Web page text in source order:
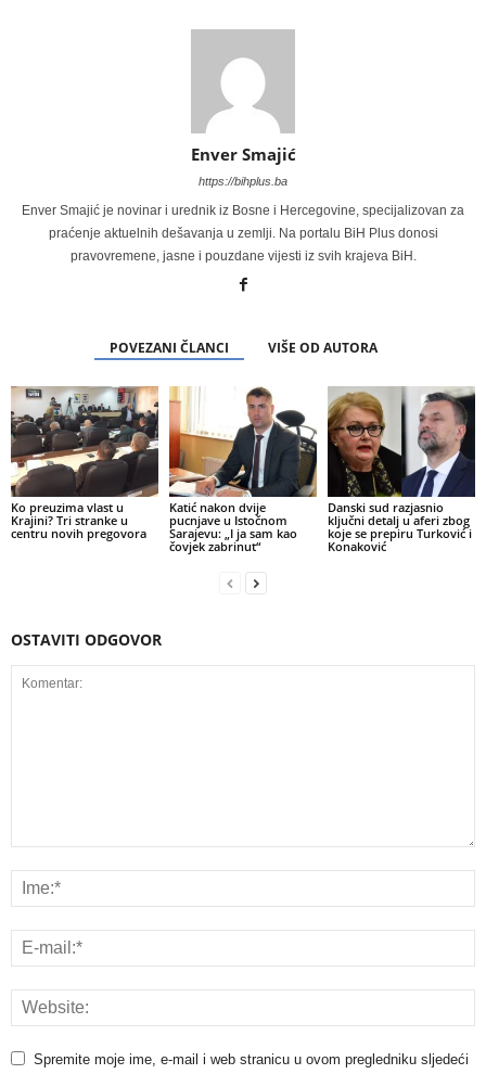
Enver Smajić
https://bihplus.ba
Enver Smajić je novinar i urednik iz Bosne i Hercegovine, specijalizovan za
praćenje aktuelnih dešavanja u zemlji. Na portalu BiH Plus donosi
pravovremene, jasne i pouzdane vijesti iz svih krajeva BiH.
POVEZANI ČLANCI VIŠE OD AUTORA
Ko preuzima vlast u
Krajini? Tri stranke u
centru novih pregovora
Katić nakon dvije
pucnjave u Istočnom
Sarajevu: „I ja sam kao
čovjek zabrinut“
Danski sud razjasnio
ključni detalj u aferi zbog
koje se prepiru Turković i
Konaković
OSTAVITI ODGOVOR
Spremite moje ime, e-mail i web stranicu u ovom pregledniku sljedeći